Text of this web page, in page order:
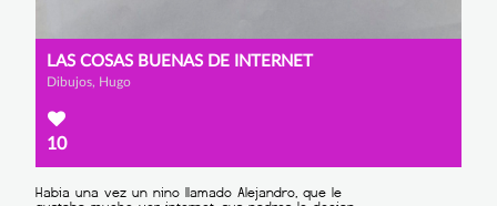
LAS COSAS BUENAS DE INTERNET
Dibujos, Hugo
10